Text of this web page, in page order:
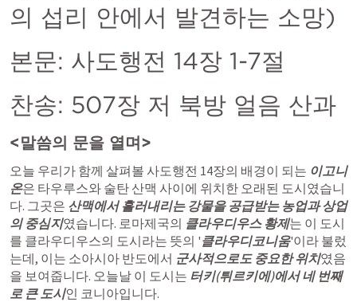
의 섭리 안에서 발견하는 소망)
본문: 사도행전 14장 1-7절
찬송: 507장 저 북방 얼음 산과
<말씀의 문을 열며>
오늘 우리가 함께 살펴볼 사도행전 14장의 배경이 되는 이고니
온은 타우루스와 술탄 산맥 사이에 위치한 오래된 도시였습니
다. 그곳은 산맥에서 흘러내리는 강물을 공급받는 농업과 상업
의 중심지였습니다. 로마제국의 클라우디우스 황제는 이 도시
를 클라우디우스의 도시라는 뜻의 '클라우디코니움'이라 불렀
는데, 이는 소아시아 반도에서 군사적으로도 중요한 위치였음
을 보여줍니다. 오늘날 이 도시는 터키(튀르키에)에서 네 번째
로 큰 도시인 코니아입니다.